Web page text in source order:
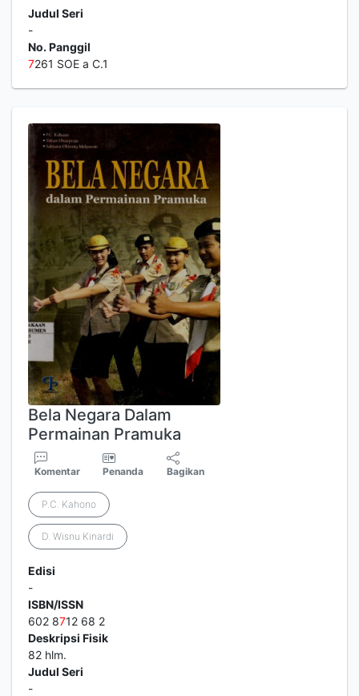
Judul Seri
-
No. Panggil
7261 SOE a C.1
Bela Negara Dalam
Permainan Pramuka
Komentar Penanda Bagikan
P.C. Kahono
D. Wisnu Kinardi
Edisi
-
ISBN/ISSN
602 8712 68 2
Deskripsi Fisik
82 hlm.
Judul Seri
-